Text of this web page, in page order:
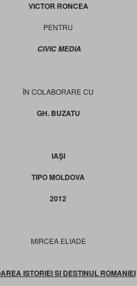
VICTOR RONCEA
PENTRU
CIVIC MEDIA
ÎN COLABORARE CU
GH. BUZATU
IAŞI
TIPO MOLDOVA
2012
MIRCEA ELIADE
ISTORIEI SI DESTINUL ROMANIEI